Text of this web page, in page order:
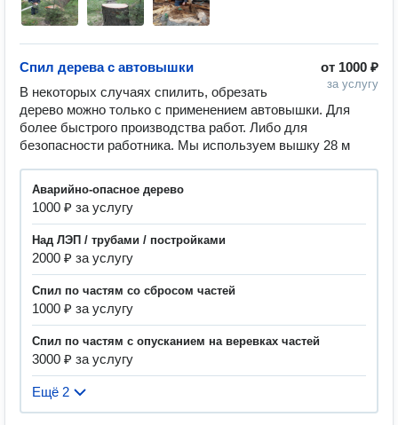
от 1000 ₽
за услугу
Спил дерева с автовышки
В некоторых случаях спилить, обрезать
дерево можно только с применением автовышки. Для
более быстрого производства работ. Либо для
безопасности работника. Мы используем вышку 28 м
Аварийно-опасное дерево
1000 ₽ за услугу
Над ЛЭП / трубами / постройками
2000 ₽ за услугу
Спил по частям со сбросом частей
1000 ₽ за услугу
Спил по частям с опусканием на веревках частей
3000 ₽ за услугу
Ещё 2